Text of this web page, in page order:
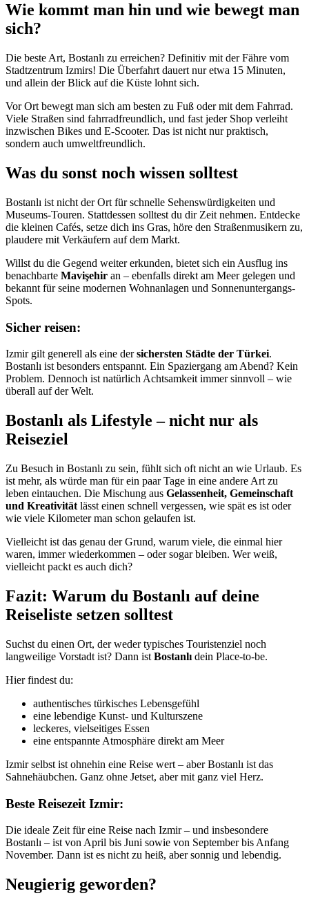
Wie kommt man hin und wie bewegt man
sich?
Die beste Art, Bostanlı zu erreichen? Definitiv mit der Fähre vom
Stadtzentrum Izmirs! Die Überfahrt dauert nur etwa 15 Minuten,
und allein der Blick auf die Küste lohnt sich.
Vor Ort bewegt man sich am besten zu Fuß oder mit dem Fahrrad.
Viele Straßen sind fahrradfreundlich, und fast jeder Shop verleiht
inzwischen Bikes und E-Scooter. Das ist nicht nur praktisch,
sondern auch umweltfreundlich.
Was du sonst noch wissen solltest
Bostanlı ist nicht der Ort für schnelle Sehenswürdigkeiten und
Museums-Touren. Stattdessen solltest du dir Zeit nehmen. Entdecke
die kleinen Cafés, setze dich ins Gras, höre den Straßenmusikern zu,
plaudere mit Verkäufern auf dem Markt.
Willst du die Gegend weiter erkunden, bietet sich ein Ausflug ins
benachbarte Mavişehir an – ebenfalls direkt am Meer gelegen und
bekannt für seine modernen Wohnanlagen und Sonnenuntergangs-
Spots.
Sicher reisen:
Izmir gilt generell als eine dersichersten Städte der Türkei.
Bostanlı ist besonders entspannt. Ein Spaziergang am Abend? Kein
Problem. Dennoch ist natürlich Achtsamkeit immer sinnvoll – wie
überall auf der Welt.
Bostanlı als Lifestyle – nicht nur als
Reiseziel
Zu Besuch in Bostanlı zu sein, fühlt sich oft nicht an wie Urlaub. Es
ist mehr, als würde man für ein paar Tage in eine andere Art zu
leben eintauchen. Die Mischung aus Gelassenheit, Gemeinschaft
und Kreativität lässt einen schnell vergessen, wie spät es ist oder
wie viele Kilometer man schon gelaufen ist.
Vielleicht ist das genau der Grund, warum viele, die einmal hier
waren, immer wiederkommen – oder sogar bleiben. Wer weiß,
vielleicht packt es auch dich?
Fazit: Warum du Bostanlı auf deine
Reiseliste setzen solltest
Suchst du einen Ort, der weder typisches Touristenziel noch
langweilige Vorstadt ist? Dann ist Bostanlı dein Place-to-be.
Hier findest du:
authentisches türkisches Lebensgefühl
eine lebendige Kunst- und Kulturszene
leckeres, vielseitiges Essen
eine entspannte Atmosphäre direkt am Meer
Izmir selbst ist ohnehin eine Reise wert – aber Bostanlı ist das
Sahnehäubchen. Ganz ohne Jetset, aber mit ganz viel Herz.
Beste Reisezeit Izmir:
Die ideale Zeit für eine Reise nach Izmir – und insbesondere
Bostanlı – ist von April bis Juni sowie von September bis Anfang
November. Dann ist es nicht zu heiß, aber sonnig und lebendig.
Neugierig geworden?